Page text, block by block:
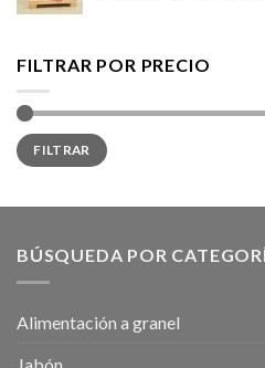
FILTRAR POR PRECIO
Precio
mínimo
Precio
máximo
FILTRAR
BÚSQUEDA POR
Alimentación a granel